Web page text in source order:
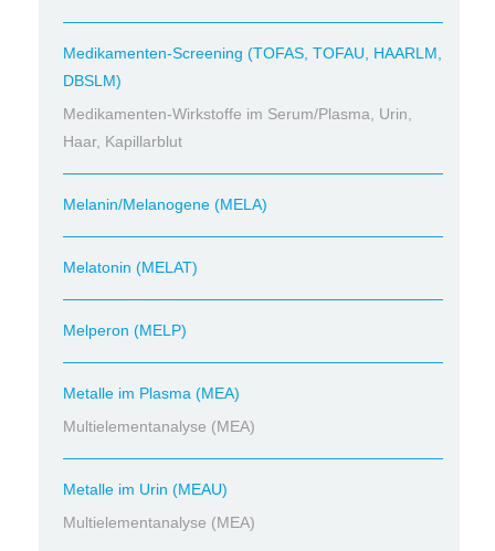
Medikamenten-Screening (TOFAS, TOFAU, HAARLM,
DBSLM)
Medikamenten-Wirkstoffe im Serum/Plasma, Urin,
Haar, Kapillarblut
Melanin/Melanogene (MELA)
Melatonin (MELAT)
Melperon (MELP)
Metalle im Plasma (MEA)
Multielementanalyse (MEA)
Metalle im Urin (MEAU)
Multielementanalyse (MEA)